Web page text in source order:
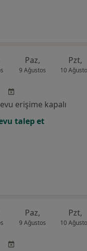
Paz,
9 Ağustos
Pzt,
10
erişime kapalı
talep et
Paz,
9 Ağustos
Pzt,
10